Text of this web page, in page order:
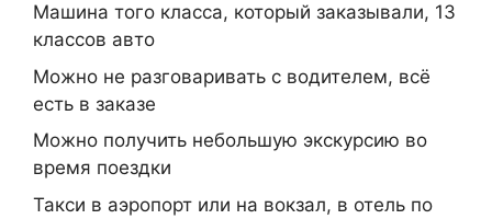
Машина того класса, который заказывали, 13
классов авто
Можно не разговаривать с водителем, всё
есть в заказе
Можно получить небольшую экскурсию во
время поездки
Такси в аэропорт или на вокзал, в отель по